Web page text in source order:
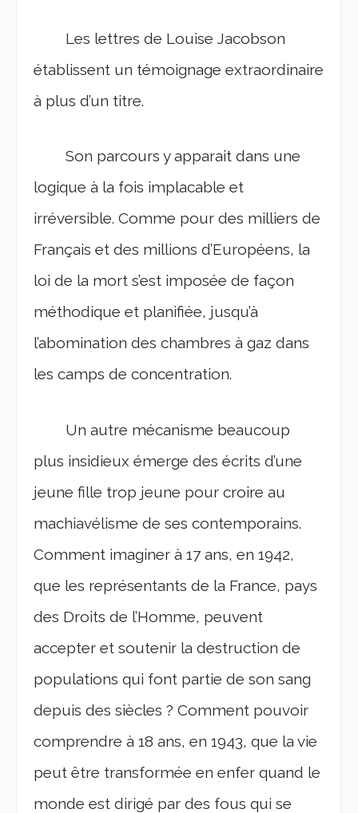
Les lettres de Louise Jacobson
établissent un témoignage extraordinaire
à plus d’un titre.
Son parcours y apparait dans une
logique à la fois implacable et
irréversible. Comme pour des milliers de
Français et des millions d’Européens, la
loi de la mort s’est imposée de façon
méthodique et planifiée, jusqu’à
l’abomination des chambres à gaz dans
les camps de concentration.
Un autre mécanisme beaucoup
plus insidieux émerge des écrits d’une
jeune fille trop jeune pour croire au
machiavélisme de ses contemporains.
Comment imaginer à 17 ans, en 1942,
que les représentants de la France, pays
des Droits de l’Homme, peuvent
accepter et soutenir la destruction de
populations qui font partie de son sang
depuis des siècles ? Comment pouvoir
comprendre à 18 ans, en 1943, que la vie
peut être transformée en enfer quand le
monde est dirigé par des fous qui se